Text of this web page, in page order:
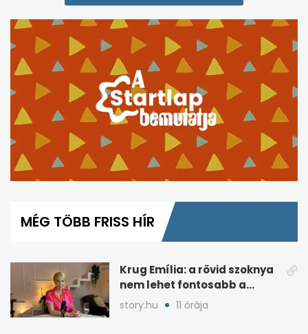
minutes,
MÉG TÖBB FRISS HÍR
Krug Emília: a rövid szoknya
nem lehet fontosabb a
kérdéseimnél
story.hu 11 órája